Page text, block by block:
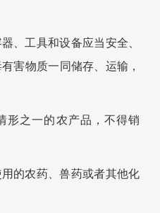
、工具和设备应当安全、
害物质一同储存、运输，
之一的农产品，不得销
用的农药、兽药或者其他化